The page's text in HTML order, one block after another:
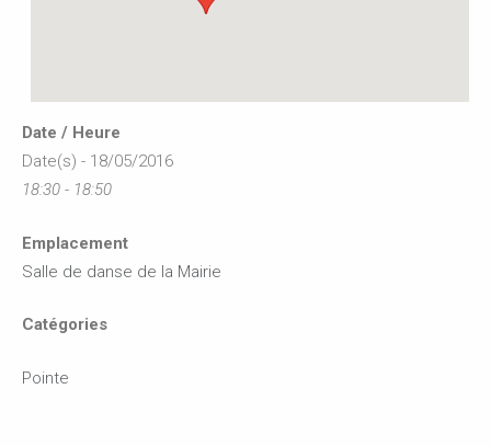
Date / Heure
Date(s) - 18/05/2016
18:30 - 18:50
Emplacement
Salle de danse de la Mairie
Catégories
Pointe